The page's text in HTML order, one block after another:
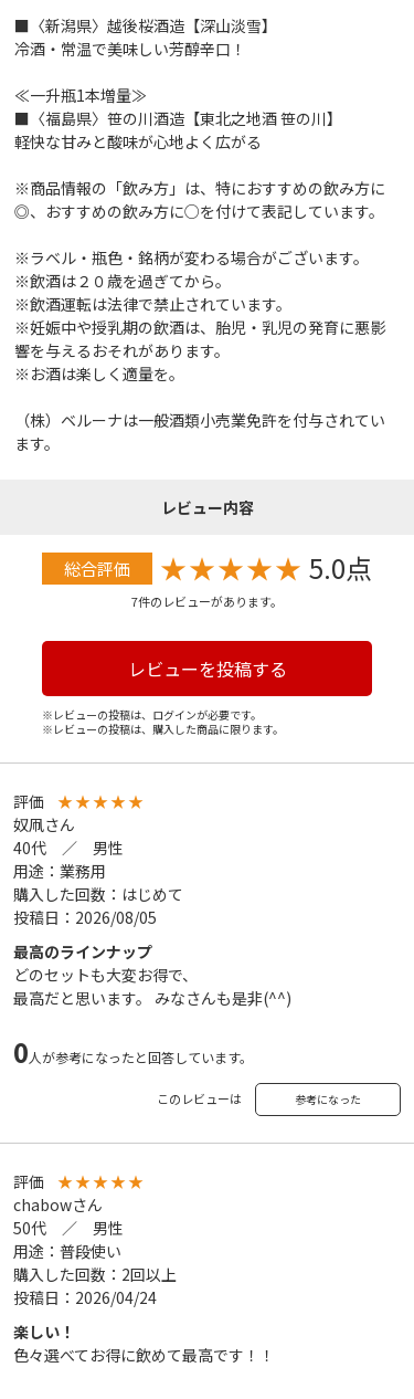
■〈新潟県〉越後桜酒造【深山淡雪】
冷酒・常温で美味しい芳醇辛口！
≪一升瓶1本増量≫
■〈福島県〉笹の川酒造【東北之地酒 笹の川】
軽快な甘みと酸味が心地よく広がる
※商品情報の「飲み方」は、特におすすめの飲み方に
◎、おすすめの飲み方に○を付けて表記しています。
※ラベル・瓶色・銘柄が変わる場合がございます。
※飲酒は２０歳を過ぎてから。
※飲酒運転は法律で禁止されています。
※妊娠中や授乳期の飲酒は、胎児・乳児の発育に悪影
響を与えるおそれがあります。
※お酒は楽しく適量を。
（株）ベルーナは一般酒類小売業免許を付与されてい
ます。
レビュー内容
総合評価 ★★★★★ 5.0点
7件のレビューがあります。
レビューを投稿する
※レビューの投稿は、ログインが必要です。
※レビューの投稿は、購入した商品に限ります。
評価 ★★★★★
奴凧さん
40代 ／ 男性
用途：業務用
購入した回数：はじめて
投稿日：2026/08/05
最高のラインナップ
どのセットも大変お得で、
最高だと思います。 みなさんも是非(^^)
0人が参考になったと回答しています。
このレビューは 参考になった
評価 ★★★★★
chabowさん
50代 ／ 男性
用途：普段使い
購入した回数：2回以上
投稿日：2026/04/24
楽しい！
色々選べてお得に飲めて最高です！！